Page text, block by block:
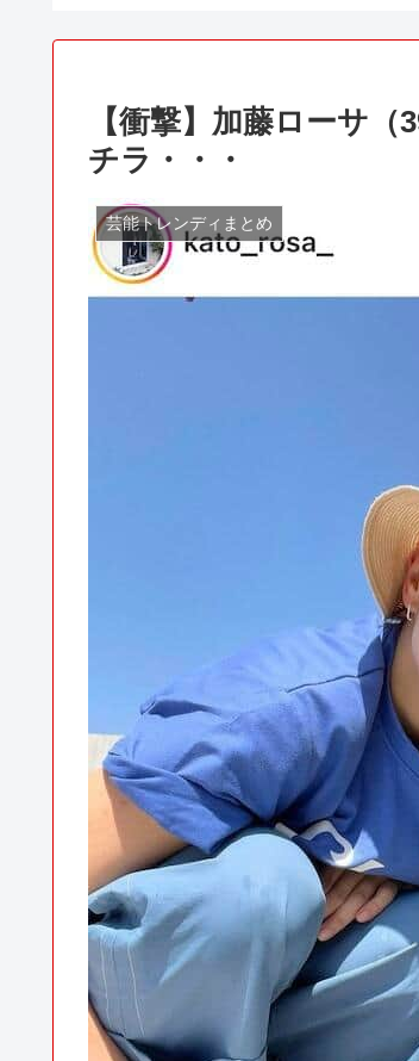
【衝撃】加藤ローサ
チラ・・・
芸能トレンディまとめ